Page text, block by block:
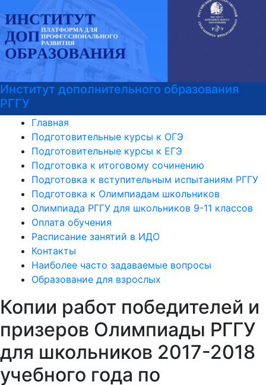
Институт дополнительного образования
РГГУ
Главная
Подготовительные курсы к ОГЭ
Подготовительные курсы к ЕГЭ
Подготовка к итоговому сочинению
Подготовка к вступительным испытаниям РГГУ
Подготовка к Олимпиадам школьников
Олимпиада РГГУ для школьников 9-11 классов
Оплата обучения
Расписание занятий в ИДО
Контакты
Наиболее часто задаваемые вопросы
Образование для взрослых
Копии работ победителей и
призеров Олимпиады РГГУ
для школьников 2017-2018
учебного года по